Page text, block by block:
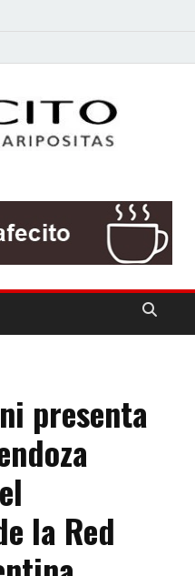
presenta
la Red